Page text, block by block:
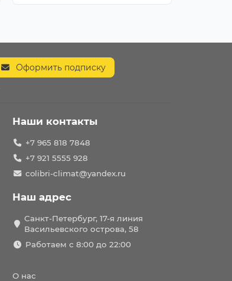
Оформить подписку
Наши контакты
+7 965 818 7848
+7 921 5555 928
colibri-climat@yandex.ru
Наш адрес
Санкт-Петербург, 17-я линия
Васильевского острова, 58
Работаем с 8:00 до 22:00
О нас